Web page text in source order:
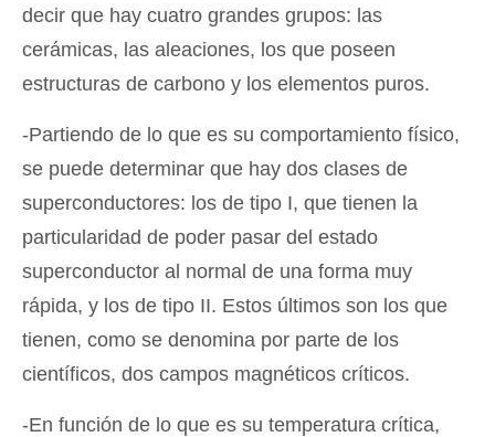
decir que hay cuatro grandes grupos: las
cerámicas, las aleaciones, los que poseen
estructuras de carbono y los elementos puros.
-Partiendo de lo que es su comportamiento físico,
se puede determinar que hay dos clases de
superconductores: los de tipo I, que tienen la
particularidad de poder pasar del estado
superconductor al normal de una forma muy
rápida, y los de tipo II. Estos últimos son los que
tienen, como se denomina por parte de los
científicos, dos campos magnéticos críticos.
-En función de lo que es su temperatura crítica,